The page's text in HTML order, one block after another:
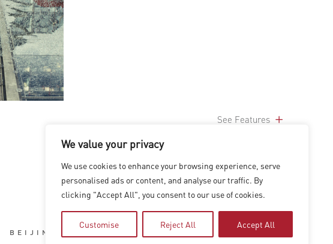
We value your privacy
We use cookies to enhance your browsing experience, serve
personalised ads or content, and analyse our traffic. By
clicking "Accept All", you consent to our use of cookies.
Customise Reject All Accept All
See Features
BEIJING SHENZHEN HONG KONG